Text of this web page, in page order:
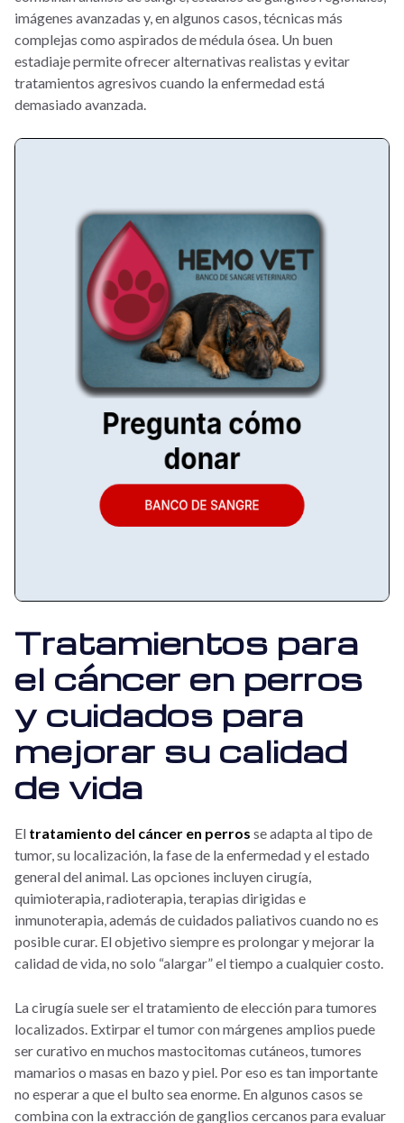
imágenes avanzadas y, en algunos casos, técnicas más
complejas como aspirados de médula ósea. Un buen
estadiaje permite ofrecer alternativas realistas y evitar
tratamientos agresivos cuando la enfermedad está
demasiado avanzada.
Tratamientos para
el cáncer en perros
y cuidados para
mejorar su calidad
de vida
El tratamiento del cáncer en perros se adapta al tipo de
tumor, su localización, la fase de la enfermedad y el estado
general del animal. Las opciones incluyen cirugía,
quimioterapia, radioterapia, terapias dirigidas e
inmunoterapia, además de cuidados paliativos cuando no es
posible curar. El objetivo siempre es prolongar y mejorar la
calidad de vida, no solo “alargar” el tiempo a cualquier costo.
La cirugía suele ser el tratamiento de elección para tumores
localizados. Extirpar el tumor con márgenes amplios puede
ser curativo en muchos mastocitomas cutáneos, tumores
mamarios o masas en bazo y piel. Por eso es tan importante
no esperar a que el bulto sea enorme. En algunos casos se
combina con la extracción de ganglios cercanos para evaluar